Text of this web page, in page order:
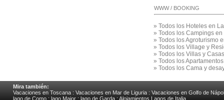
WWW / BOOKING
» Todos los Hoteles en
» Todos los Campings
» Todos los Agroturismo
» Todos los Village y
» Todos los Villas y
» Todos los
» Todos los Cama y
Mira también:
Vacaciones en Toscana : Vacaciones en Mar de Liguria : Vacaciones en Golfo de
lago de Como : lago Major : lago de Garda : Alojamientos Lagos de Italia